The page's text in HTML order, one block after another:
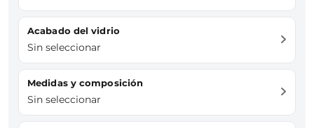
Acabado del vidrio
Sin seleccionar
Medidas y composición
Sin seleccionar